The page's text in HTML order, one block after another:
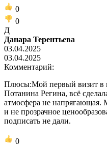
0
0
Д
Данара Терентьева
03.04.2025
03.04.2025
Комментарий:
Плюсы:Мой первый визит в
Потанина Регина, всё
атмосфера не напрягающая.
и не прозрачное
подписать не дали.
0